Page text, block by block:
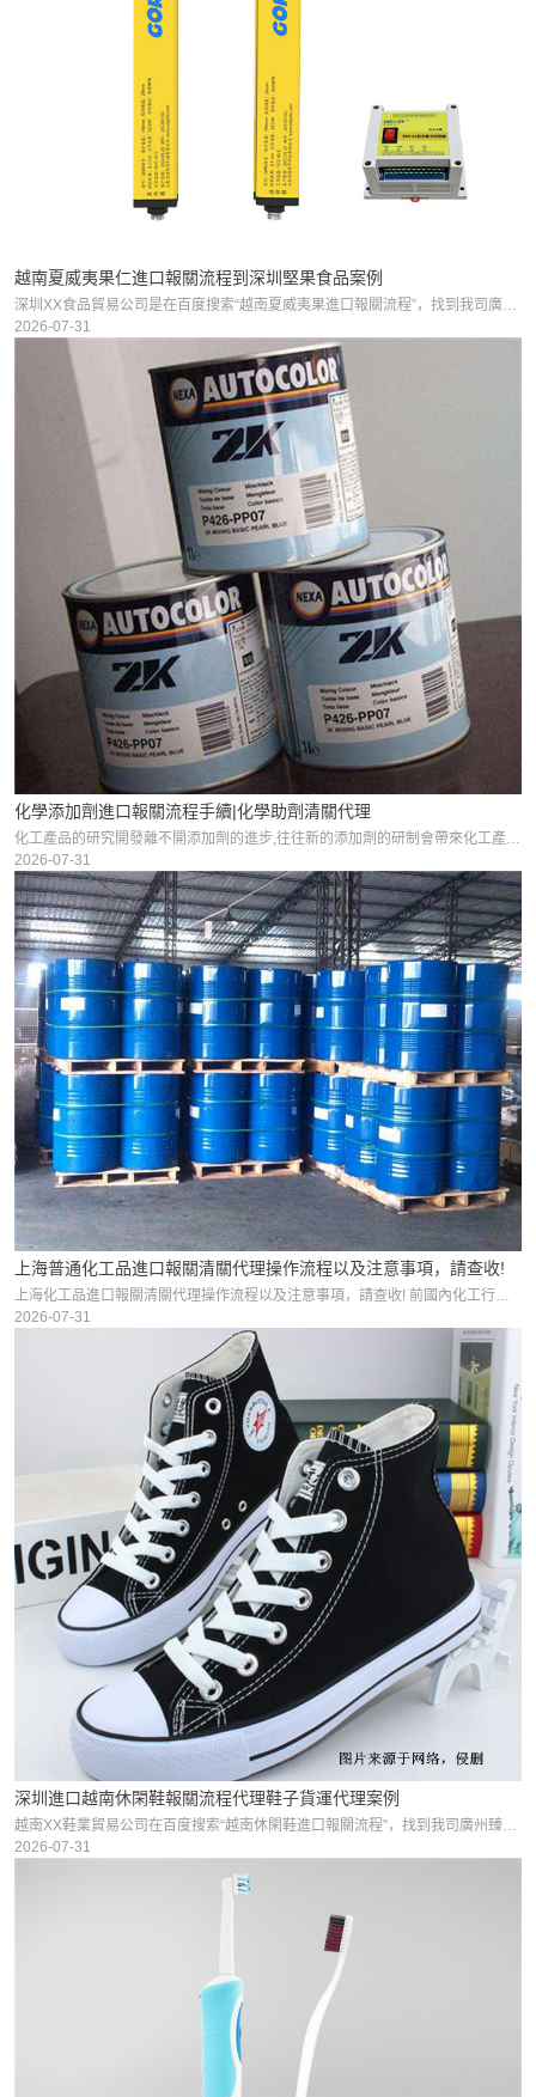
越南夏威夷果仁進口報關流程到深圳堅果食品案例
2026-07-31
化學添加劑進口報關流程手續|化學助劑清關代理
化工產品的研究開發離不開添加劑的進步,往往新的添加劑的研制會帶來化工產品的性能和功用的大幅度提高,甚至促使新的化工產品的誕生.本文給大家講解化學添加劑/化學助劑進口報關流程與需要提供的單證資料等。希望
2026-07-31
上海普通化工品進口報關清關代理操作流程以及注意事項，請查收!
上海化工品進口報關清關代理操作流程以及注意事項，請查收! 前國內化工行業突飛猛進，但是在高端化工產品和原料上面與發達國家的技術還存在一定的差距，所以還是有很大一部分需要依賴進口來彌補。化工進口報關流程
2026-07-31
深圳進口越南休閑鞋報關流程代理鞋子貨運代理案例
越南XX鞋業貿易公司在百度搜索“越南休閑鞋進口報關流程”，找到我司廣州臻力，成立于2012年，想從越南進口休閑鞋到深圳，在廣州臻力深圳分公司面談并且確定合作后，我司最終在2023年4月13日幫客戶
2026-07-31